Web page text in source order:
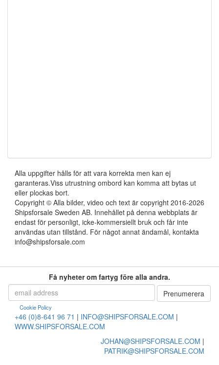
Alla uppgifter hålls för att vara korrekta men kan ej
garanteras.Viss utrustning ombord kan komma att bytas ut
eller plockas bort.
Copyright © Alla bilder, video och text är copyright 2016-2026
Shipsforsale Sweden AB. Innehållet på denna webbplats är
endast för personligt, icke-kommersiellt bruk och får inte
användas utan tillstånd. För något annat ändamål, kontakta
info@shipsforsale.com
Få nyheter om fartyg före alla andra.
Cookie Policy
+46 (0)8-641 96 71 | INFO@SHIPSFORSALE.COM |
WWW.SHIPSFORSALE.COM
JOHAN@SHIPSFORSALE.COM |
PATRIK@SHIPSFORSALE.COM